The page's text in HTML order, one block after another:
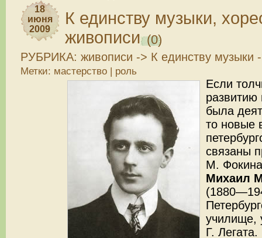
18
июня
2009
К единству музыки,
живописи (0)
РУБРИКА: живописи -> К единству музыки
Метки: мастерство | роль
Если
развитию
была
то новые
связаны
М.
Михаил
училище,
Г.